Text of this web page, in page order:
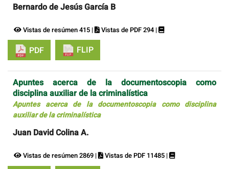
Bernardo de Jesús García B
Vistas de resúmen 415 | Vistas de PDF 294 |
PDF FLIP
Apuntes acerca de la documentoscopia como
disciplina auxiliar de la criminalística
Apuntes acerca de la documentoscopia como disciplina
auxiliar de la criminalística
Juan David Colina A.
Vistas de resúmen 2869 | Vistas de PDF 11485 |